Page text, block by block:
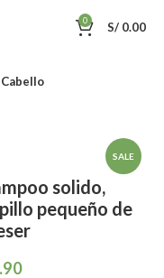
0 S/ 0.00
SALE
solido,
pequeño de